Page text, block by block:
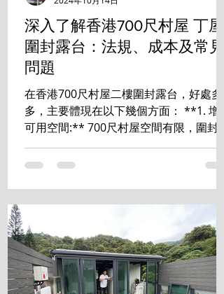
深入了解香港700尺村屋 丁屋
圍封露台：法規、成本及常見
問題
在香港700尺村屋二樓圍封露台，好處多
多，主要體現在以下幾個方面： **1. 增加
可用空間:** 700尺村屋空間有限，圍封露
台能有效增加室內使用面積，可改造成書
房、睡房、儲物室等，提升居住舒適度和